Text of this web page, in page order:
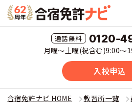
0120-
月曜〜土曜(祝含む)9:00〜
入校申込
HOME
教習所一覧
運転免許の種類(車種)を
合宿免許ナビ HOME 教習所一覧